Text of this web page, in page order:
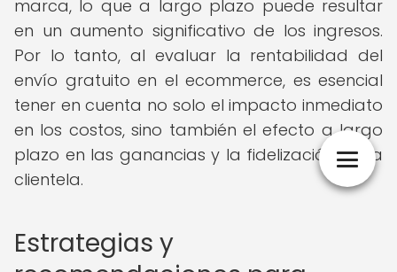
marca, lo que a largo plazo puede resultar
en un aumento significativo de los ingresos.
Por lo tanto, al evaluar la rentabilidad del
envío gratuito en el ecommerce, es esencial
tener en cuenta no solo el impacto inmediato
en los costos, sino también el efecto a largo
plazo en las ganancias y la fidelización de la
clientela.
Estrategias y